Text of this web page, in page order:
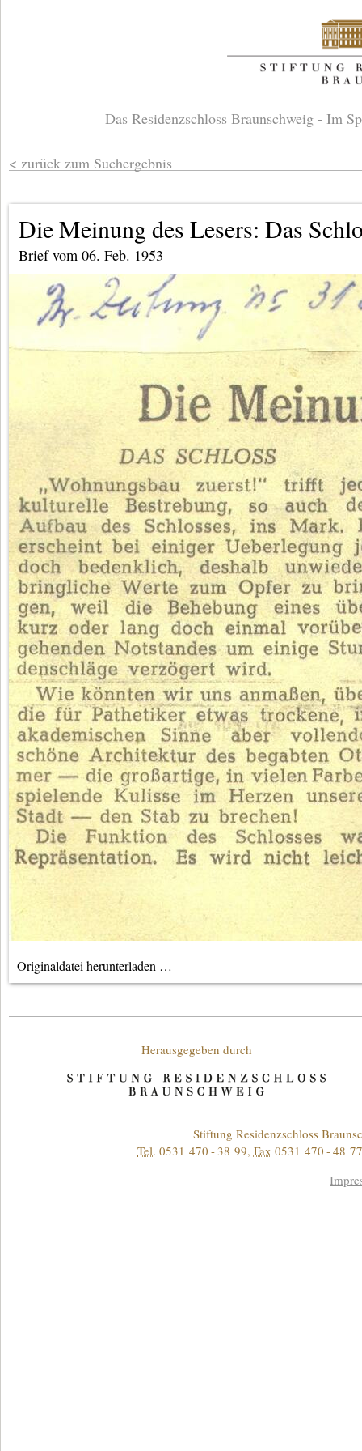
Das Residenzschloss Braunschweig - Im
zurück zum Suchergebnis
Die Meinung des Lesers: Das
Brief vom 06. Feb. 1953
Originaldatei herunterladen …
Herausgegeben durch
Stiftung Residenzschloss
Tel. 0531 470 - 38 99, Fax 0531 470 - 48